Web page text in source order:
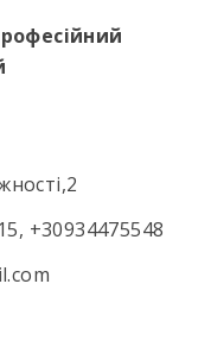
+30934475548